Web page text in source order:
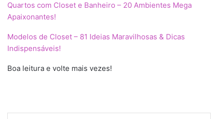
Quartos com Closet e Banheiro – 20 Ambientes Mega
Apaixonantes!
Modelos de Closet – 81 Ideias Maravilhosas & Dicas
Indispensáveis!
Boa leitura e volte mais vezes!